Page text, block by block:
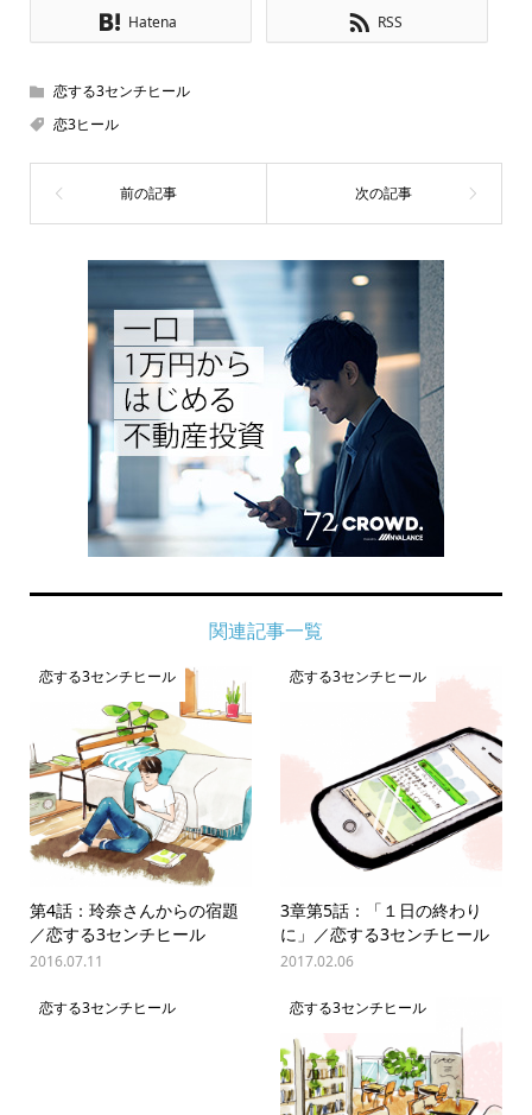
Hatena RSS
恋する3センチヒール
恋3ヒール
関連記事一覧
恋する3センチヒール
第4話：玲奈さんからの宿題
／恋する3センチヒール
2016.07.11
恋する3センチヒール
3章第5話：「１日の終わり
に」／恋する3センチヒール
2017.02.06
恋する3センチヒール 恋する3センチヒール